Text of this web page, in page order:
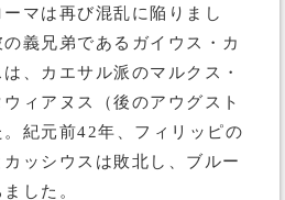
マは再び混乱に陥りまし
義兄弟であるガイウス・カ
、カエサル派のマルクス・
ィアヌス（後のアウグスト
紀元前42年、フィリッピの
ッシウスは敗北し、ブルー
した。